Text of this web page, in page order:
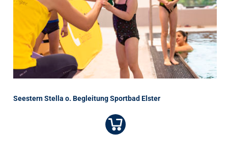
Seestern Stella o. Begleitung Sportbad Elster